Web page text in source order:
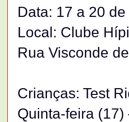
Data: 17 a 20
Local: Clube
Rua Visconde
Crianças: Test
Quinta-feira